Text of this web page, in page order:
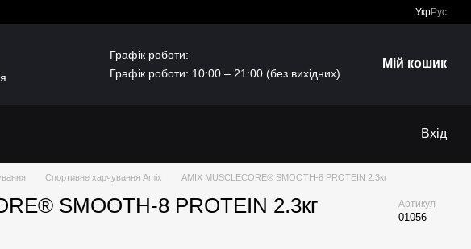
УкрРус
Графік роботи:
Графік роботи: 10:00 – 21:00 (без вихідних)
Мій кошик
Вхід
Спортивне харчування Amix AMIX MUSCLECORE® SMOOTH-8 PROTEIN 2.3кг
SMOOTH-8 PROTEIN 2.3кг Артикул
01056